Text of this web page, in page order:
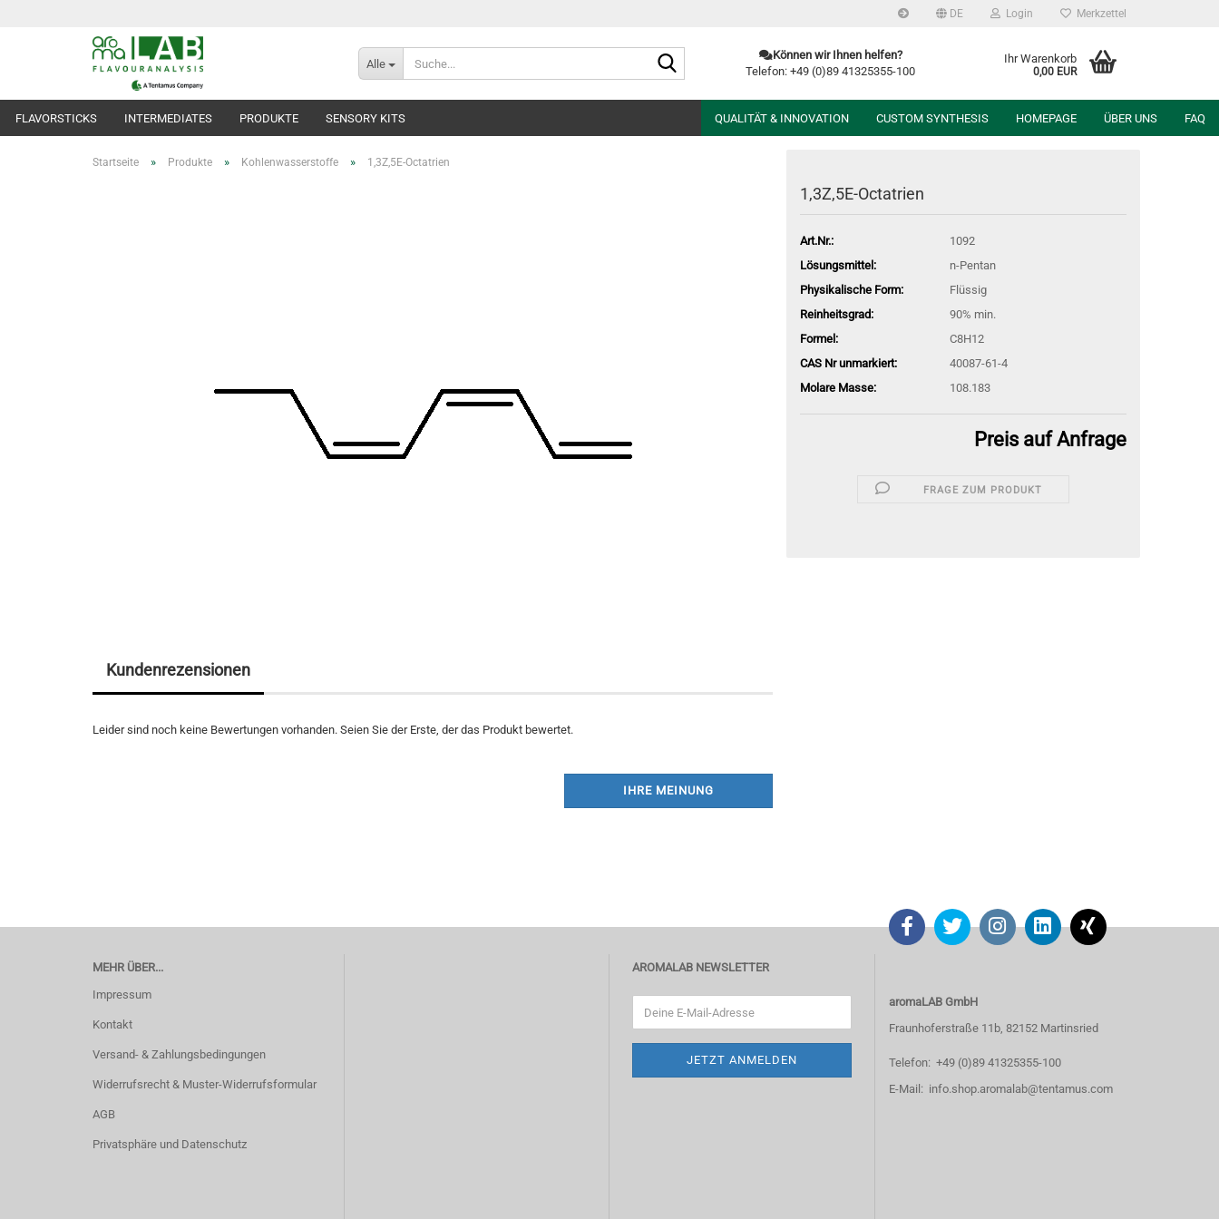
DE Login Merkzettel
Alle
Können wir Ihnen helfen?
Telefon: +49 (0)89 41325355-100
Ihr Warenkorb
0,00 EUR
FLAVORSTICKS INTERMEDIATES PRODUKTE SENSORY KITS QUALITÄT & INNOVATION CUSTOM SYNTHESIS HOMEPAGE ÜBER UNS FAQ
Startseite » Produkte » Kohlenwasserstoffe » 1,3Z,5E-Octatrien
1,3Z,5E-Octatrien
Art.Nr.:
1092
Lösungsmittel:
n-Pentan
Physikalische Form:
Flüssig
Reinheitsgrad:
90% min.
Formel:
C8H12
CAS Nr unmarkiert:
40087-61-4
Molare Masse:
108.183
Preis auf Anfrage
FRAGE ZUM PRODUKT
Kundenrezensionen
Leider sind noch keine Bewertungen vorhanden. Seien Sie der Erste, der das Produkt bewertet.
IHRE MEINUNG
MEHR ÜBER...
Impressum
Kontakt
Versand- & Zahlungsbedingungen
Widerrufsrecht & Muster-Widerrufsformular
AGB
Privatsphäre und Datenschutz
AROMALAB NEWSLETTER
aromaLAB GmbH
Fraunhoferstraße 11b, 82152 Martinsried
Telefon: +49 (0)89 41325355-100
E-Mail: info.shop.aromalab@tentamus.com